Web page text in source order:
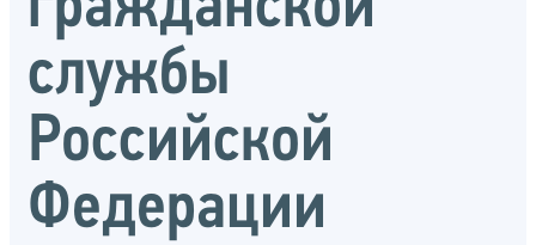
службы
Российской
Федерации